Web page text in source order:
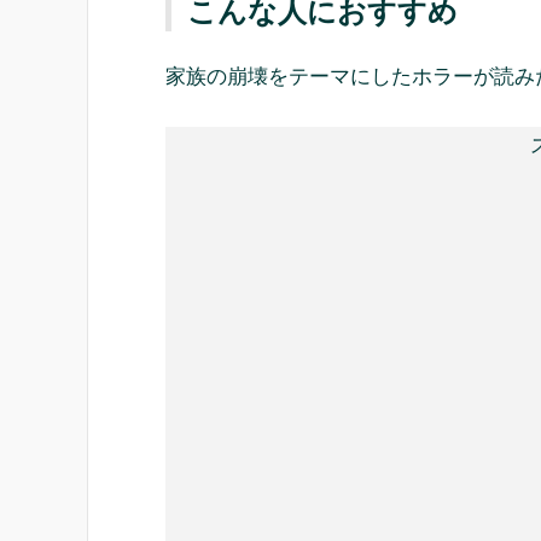
こんな人におすすめ
家族の崩壊をテーマにしたホラーが読み